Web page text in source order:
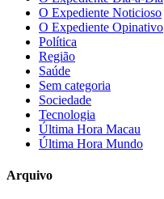
O Expediente Noticioso
O Expediente Opinativo
Política
Região
Saúde
Sem categoria
Sociedade
Tecnologia
Última Hora Macau
Última Hora Mundo
Arquivo